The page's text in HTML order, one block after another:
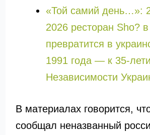
«Той самий день…»:
2026 ресторан Sho?
превратится в
1991 года — к 35-
Независимости
В материалах говорится,
сообщал неназванный